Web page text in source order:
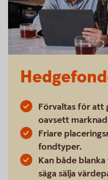
Förvaltas för att
oavsett
Friare
fondtyper.
Kan både
säga sälja